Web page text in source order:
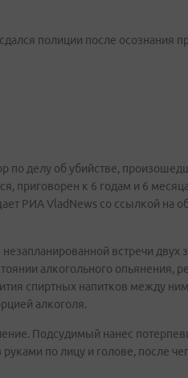
полиции после осознания
делу об убийстве,
приговорен к 6 годам и 6
РИА VladNews со ссылкой на
встречи
алкогольного опьянения,
спиртных напитков между
алкоголя.
Подсудимый нанес
по лицу и голове, после